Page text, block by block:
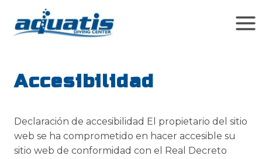
content
Accesibilidad
Declaración de accesibilidad El propietario del sitio
web se ha comprometido en hacer accesible su
sitio web de conformidad con el Real Decreto